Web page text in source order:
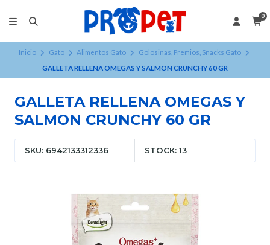
0
Inicio Gato Alimentos Gato
Golosinas, Premios, Snacks Gato
GALLETA RELLENA OMEGAS Y SALMON CRUNCHY 60 GR
GALLETA RELLENA OMEGAS Y
SALMON CRUNCHY 60 GR
SKU: 6942133312336 STOCK: 13